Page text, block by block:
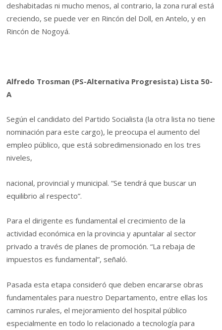
deshabitadas ni mucho menos, al contrario, la zona rural está
creciendo, se puede ver en Rincón del Doll, en Antelo, y en
Rincón de Nogoyá.
Alfredo Trosman (PS-Alternativa Progresista) Lista 50-
A
Según el candidato del Partido Socialista (la otra lista no tiene
nominación para este cargo), le preocupa el aumento del
empleo público, que está sobredimensionado en los tres
niveles,
nacional, provincial y municipal. “Se tendrá que buscar un
equilibrio al respecto”.
Para el dirigente es fundamental el crecimiento de la
actividad económica en la provincia y apuntalar al sector
privado a través de planes de promoción. “La rebaja de
impuestos es fundamental”, señaló.
Pasada esta etapa consideró que deben encararse obras
fundamentales para nuestro Departamento, entre ellas los
caminos rurales, el mejoramiento del hospital público
especialmente en todo lo relacionado a tecnología para